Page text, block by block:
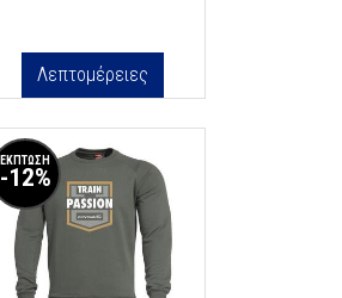
Λεπτομέρειες
ΕΚΠΤΩΣΗ
-12%